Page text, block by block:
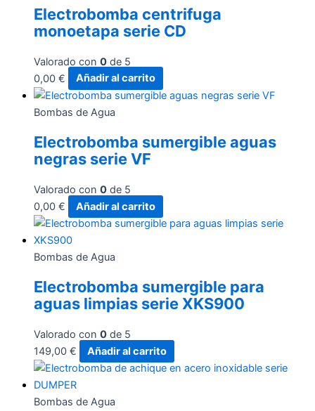
Electrobomba centrifuga
monoetapa serie CD
Valorado con 0 de 5
0,00 € Añadir al carrito
Bombas de Agua
Electrobomba sumergible aguas
negras serie VF
Valorado con 0 de 5
0,00 € Añadir al carrito
Bombas de Agua
Electrobomba sumergible para
aguas limpias serie XKS900
Valorado con 0 de 5
149,00 € Añadir al carrito
Bombas de Agua